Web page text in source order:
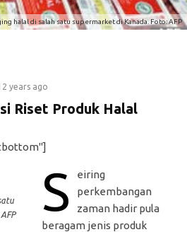
halal di salah satu supermarket di Kanada. Foto: AFP
years ago
Riset Produk Halal
S
eiring
perkembangan
zaman hadir pula
beragam jenis produk